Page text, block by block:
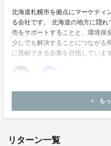
北海道札幌市を拠点にマーケティ
る会社です。 北海道の地方に隠
売をサポートすることと、環境保
少しでも解決することにつながる
に貢献できる企業を目指しています
add も
リターン一覧